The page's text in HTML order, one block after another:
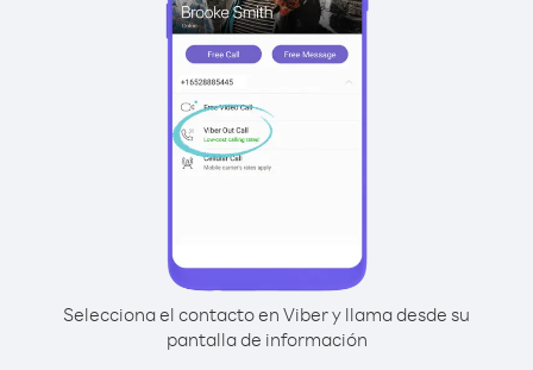
Selecciona el contacto en Viber y llama desde su
pantalla de información